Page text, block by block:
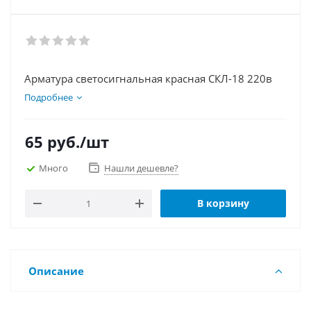
Арматура светосигнальная красная СКЛ-18 220в
Подробнее
65 руб./шт
Много Нашли дешевле?
В корзину
Описание